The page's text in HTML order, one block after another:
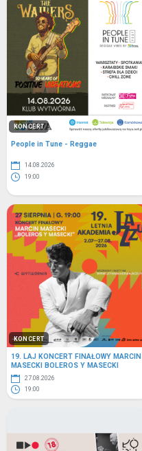
KONCERT
People in Tune - Reggae
14.08.2026
19:00
KONCERT
19. LAJ KONCERT FINAŁOWY MARCIN
MASECKI BOLEROS Y MASECKI
27.08.2026
19:00